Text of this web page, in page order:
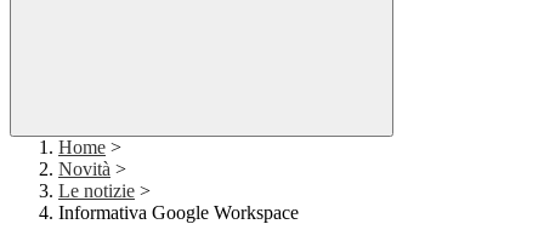
Home >
Novità >
Le notizie >
Informativa Google Workspace